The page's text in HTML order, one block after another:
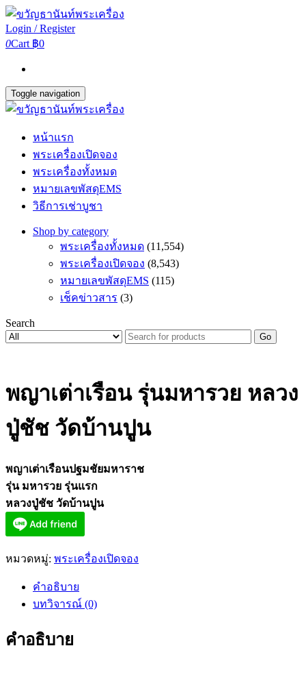
Login / Register
0Cart ฿0
Toggle navigation
หน้าแรก
พระเครื่องเปิดจอง
พระเครื่องทั้งหมด
หมายเลขพัสดุEMS
วิธีการเช่าบูชา
Shop by category
พระเครื่องทั้งหมด (11,554)
พระเครื่องเปิดจอง (8,543)
หมายเลขพัสดุEMS (115)
เช็คข่าวสาร (3)
Search
Go
พญาเต่าเรือน รุ่นมหารวย หลวง
ปู่ชัช วัดบ้านปูน
พญาเต่าเรือนปฐมชัยมหาราช
รุ่น มหารวย รุ่นแรก
หลวงปู่ชัช วัดบ้านปูน
หมวดหมู่: พระเครื่องเปิดจอง
คำอธิบาย
บทวิจารณ์ (0)
คำอธิบาย